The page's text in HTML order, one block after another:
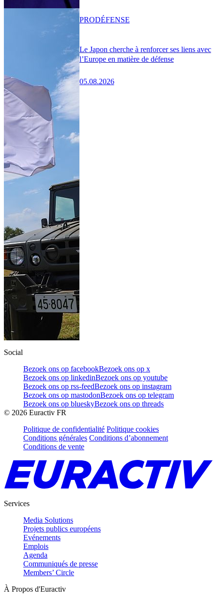
Le Japon cherche à renforcer ses liens avec
l’Europe en matière de défense
05.08.2026
PRODÉFENSE
Social
Bezoek ons op facebookBezoek ons op x
Bezoek ons op linkedinBezoek ons op youtube
Bezoek ons op rss-feedBezoek ons op instagram
Bezoek ons op mastodonBezoek ons op telegram
Bezoek ons op blueskyBezoek ons op threads
© 2026 Euractiv FR
Politique de confidentialité Politique cookies
Conditions générales Conditions d’abonnement
Conditions de vente
Services
Media Solutions
Projets publics européens
Evénements
Emplois
Agenda
Communiqués de presse
Members’ Circle
À Propos d'Euractiv